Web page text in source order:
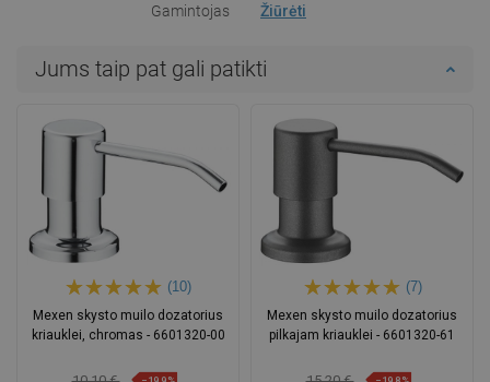
Gamintojas Žiūrėti
Jums taip pat gali patikti
(10)
Mexen skysto muilo dozatorius
kriauklei, chromas - 6601320-00
(7)
Mexen skysto muilo dozatorius
pilkajam kriauklei - 6601320-61